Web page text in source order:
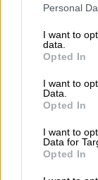
and may
to Google and
purposes in
Personal
I want to
data.
Opted In
I want to
Data.
Opted In
I want to
Data for
Opted In
τηλεφωνικό
Τηλέφωνο:
Στοιχεία
Εταιρία Security
Μαιζώνος 197
Τηλέφωνο:
Στοιχεία
Αχαΐας
ALEX ALARM